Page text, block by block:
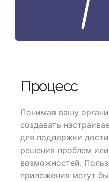
Процесс
Понимая вашу
создавать
для поддержки
решения проблем
возможностей.
приложения могут